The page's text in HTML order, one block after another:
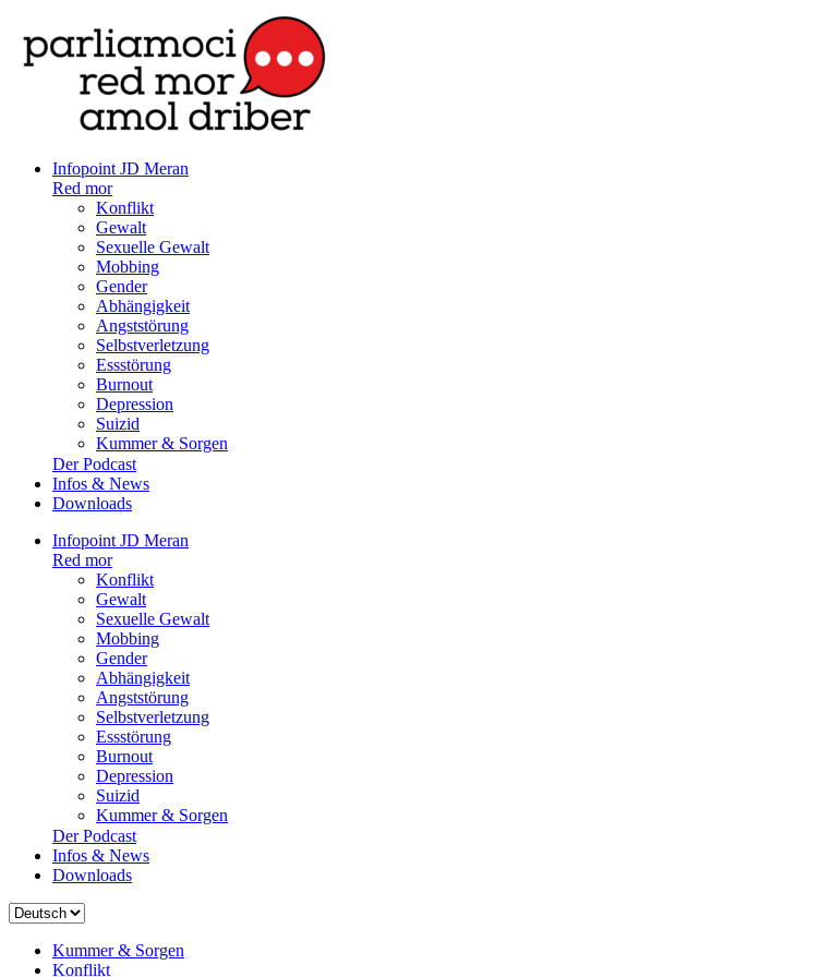
Infopoint JD Meran
Red mor
Konflikt
Gewalt
Sexuelle Gewalt
Mobbing
Gender
Abhängigkeit
Angststörung
Selbstverletzung
Essstörung
Burnout
Depression
Suizid
Kummer & Sorgen
Der Podcast
Infos & News
Downloads
Infopoint JD Meran
Red mor
Konflikt
Gewalt
Sexuelle Gewalt
Mobbing
Gender
Abhängigkeit
Angststörung
Selbstverletzung
Essstörung
Burnout
Depression
Suizid
Kummer & Sorgen
Der Podcast
Infos & News
Downloads
Sprache
Kummer & Sorgen
Konflikt